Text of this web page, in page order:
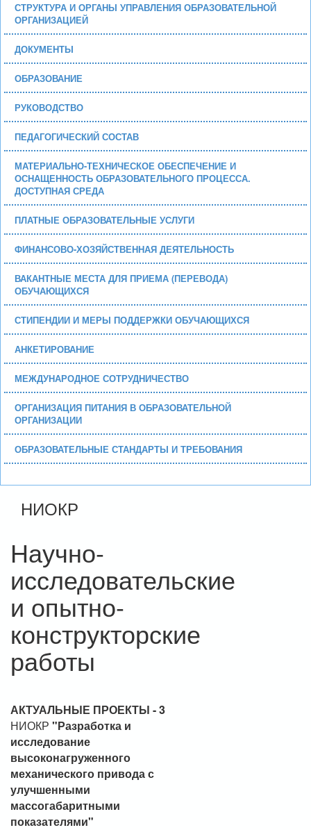
СТРУКТУРА И ОРГАНЫ УПРАВЛЕНИЯ ОБРАЗОВАТЕЛЬНОЙ
ОРГАНИЗАЦИЕЙ
ДОКУМЕНТЫ
ОБРАЗОВАНИЕ
РУКОВОДСТВО
ПЕДАГОГИЧЕСКИЙ СОСТАВ
МАТЕРИАЛЬНО-ТЕХНИЧЕСКОЕ ОБЕСПЕЧЕНИЕ И
ОСНАЩЕННОСТЬ ОБРАЗОВАТЕЛЬНОГО ПРОЦЕССА.
ДОСТУПНАЯ СРЕДА
ПЛАТНЫЕ ОБРАЗОВАТЕЛЬНЫЕ УСЛУГИ
ФИНАНСОВО-ХОЗЯЙСТВЕННАЯ ДЕЯТЕЛЬНОСТЬ
ВАКАНТНЫЕ МЕСТА ДЛЯ ПРИЕМА (ПЕРЕВОДА)
ОБУЧАЮЩИХСЯ
СТИПЕНДИИ И МЕРЫ ПОДДЕРЖКИ ОБУЧАЮЩИХСЯ
АНКЕТИРОВАНИЕ
МЕЖДУНАРОДНОЕ СОТРУДНИЧЕСТВО
ОРГАНИЗАЦИЯ ПИТАНИЯ В ОБРАЗОВАТЕЛЬНОЙ
ОРГАНИЗАЦИИ
ОБРАЗОВАТЕЛЬНЫЕ СТАНДАРТЫ И ТРЕБОВАНИЯ
НИОКР
Научно-
исследовательские
и опытно-
конструкторские
работы
АКТУАЛЬНЫЕ ПРОЕКТЫ - 3
НИОКР "Разработка и
исследование
высоконагруженного
механического привода с
улучшенными
массогабаритными
показателями"